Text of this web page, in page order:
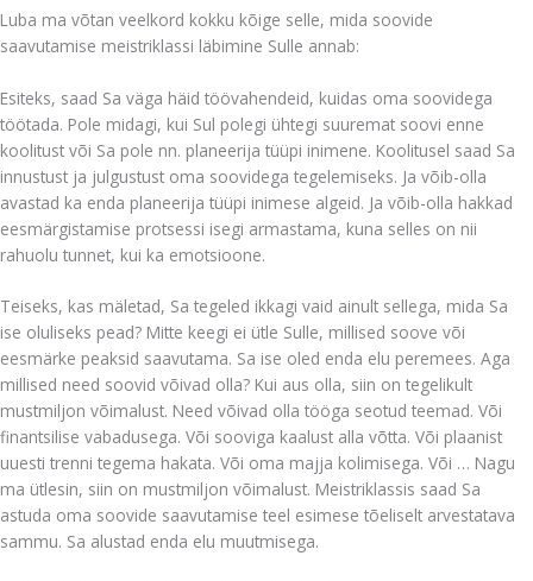
Luba ma võtan veelkord kokku kõige selle, mida soovide
saavutamise meistriklassi läbimine Sulle annab:
Esiteks, saad Sa väga häid töövahendeid, kuidas oma soovidega
töötada. Pole midagi, kui Sul polegi ühtegi suuremat soovi enne
koolitust või Sa pole nn. planeerija tüüpi inimene. Koolitusel saad Sa
innustust ja julgustust oma soovidega tegelemiseks. Ja võib-olla
avastad ka enda planeerija tüüpi inimese algeid. Ja võib-olla hakkad
eesmärgistamise protsessi isegi armastama, kuna selles on nii
rahuolu tunnet, kui ka emotsioone.
Teiseks, kas mäletad, Sa tegeled ikkagi vaid ainult sellega, mida Sa
ise oluliseks pead? Mitte keegi ei ütle Sulle, millised soove või
eesmärke peaksid saavutama. Sa ise oled enda elu peremees. Aga
millised need soovid võivad olla? Kui aus olla, siin on tegelikult
mustmiljon võimalust. Need võivad olla tööga seotud teemad. Või
finantsilise vabadusega. Või sooviga kaalust alla võtta. Või plaanist
uuesti trenni tegema hakata. Või oma majja kolimisega. Või … Nagu
ma ütlesin, siin on mustmiljon võimalust. Meistriklassis saad Sa
astuda oma soovide saavutamise teel esimese tõeliselt arvestatava
sammu. Sa alustad enda elu muutmisega.